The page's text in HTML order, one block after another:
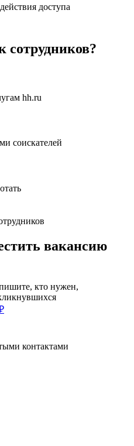
доступа
сотрудников?
hh.ru
соискателей
вакансию
кто нужен,
контактами